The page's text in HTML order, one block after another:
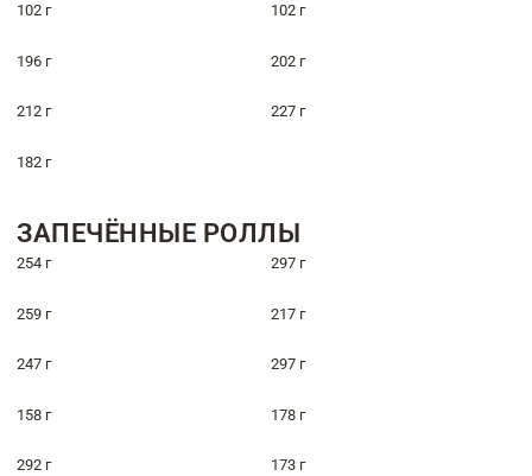
102 г 102 г
196 г 202 г
212 г 227 г
182 г
ЗАПЕЧЁННЫЕ РОЛЛЫ
254 г 297 г
259 г 217 г
247 г 297 г
158 г 178 г
292 г 173 г